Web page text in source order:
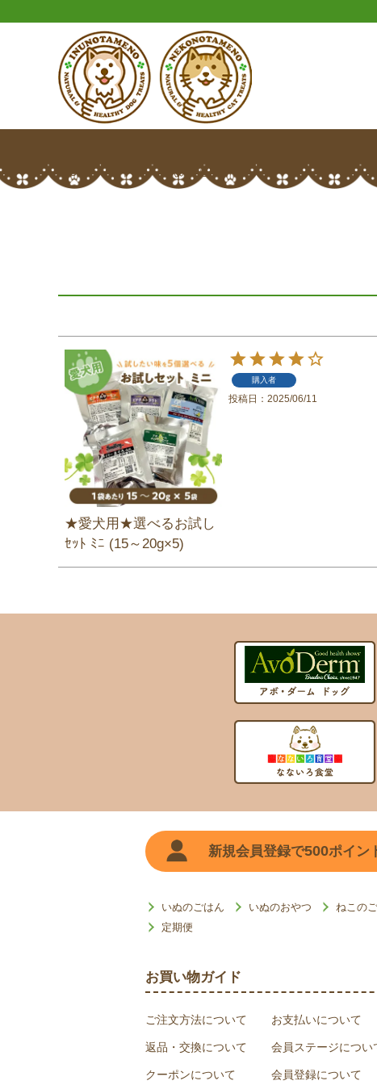
HOME カムトゥルーさんのレビュー
★愛犬用★選べるお試し
ｾｯﾄ ﾐﾆ (15～20g×5)
購入者
投稿日 2025/06/11
新規会員登録で500ポイン
いぬのごはん いぬのおやつ ねこの
定期便
お買い物ガイド
ご注文方法について お支払いについて
返品・交換について 会員ステージについ
クーポンについて 会員登録について